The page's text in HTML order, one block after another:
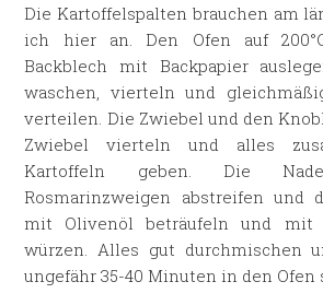
Die Kartoffelspalten brauchen am
ich hier an. Den Ofen auf
Backblech mit Backpapier
waschen, vierteln und
verteilen. Die Zwiebel und den
Zwiebel vierteln und alles
Kartoffeln geben. Die
Rosmarinzweigen abstreifen und
mit Olivenöl beträufeln und mit
würzen. Alles gut durchmischen
ungefähr 35-40 Minuten in den Ofen